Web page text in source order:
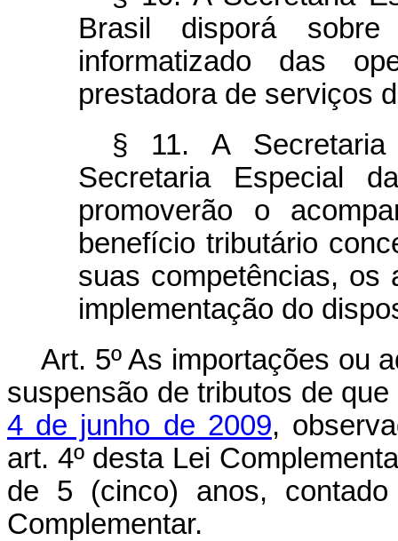
Brasil disporá
informatizado das
prestadora de serviços
§ 11. A
Secretaria Especial
promoverão o
benefício tributário
suas competências, os
implementação do
Art. 5º As importações ou
suspensão de tributos de
4 de junho de 2009,
art. 4º desta Lei
de 5 (cinco) anos,
Complementar.